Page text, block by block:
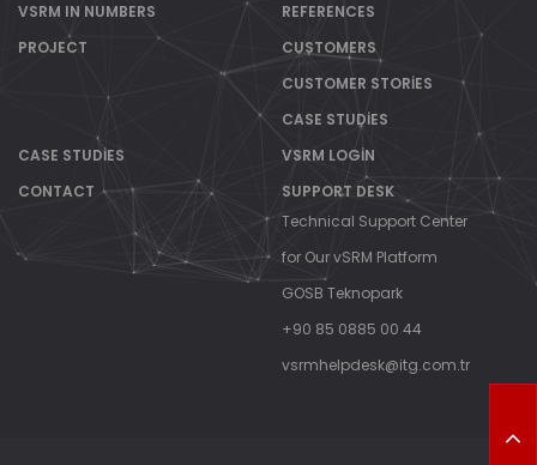
VSRM IN NUMBERS
PROJECT
REFERENCES
CUSTOMERS
CUSTOMER STORIES
CASE STUDIES
CASE STUDIES
CONTACT
VSRM LOGIN
SUPPORT DESK
Technical Support Center
for Our vSRM Platform
GOSB Teknopark
+90 85 0885 00 44
vsrmhelpdesk@itg.com.tr